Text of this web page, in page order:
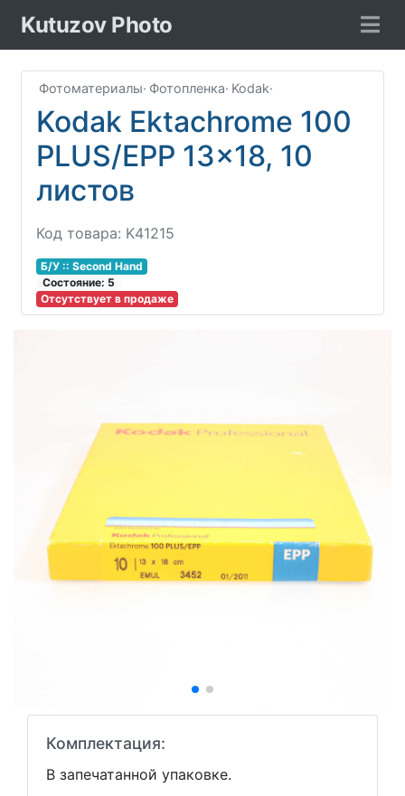
Kutuzov Photo
Фотоматериалы· Фотопленка· Kodak·
Kodak Ektachrome 100
PLUS/EPP 13x18, 10
листов
Код товара: K41215
Б/У :: Second Hand
Соcтояние: 5
Отсутствует в продаже
Комплектация:
В запечатанной упаковке.